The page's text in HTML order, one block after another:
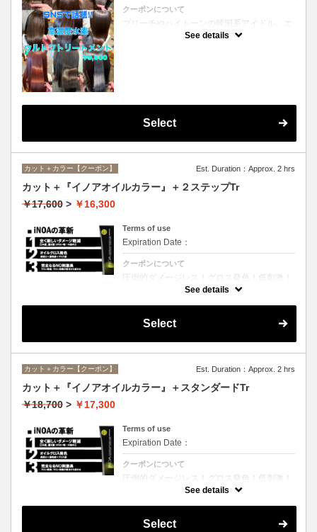
クーポンについて
ブリーチやハイトーンの韓国系アイドル、エ
イジング毛にお悩みの美魔女も夢中！全ての
See details
Select
カット＋カラー【クーポン】 Est. Duration：Approx. 2 hrs
カット＋『イノアオイルカラー』＋２ステップTr
￥17,600 > ￥16,300
Terms of use
Expiration Date：
クーポンについて
圧倒的ダメージレス！グロス発色！低刺激！
匂いも残らない！全く新しい処方のイノアオ
イルカラーのセットメニュー☆シャンプー、
ブロー込み。※リタッチカラーの場合は
See details
Select
カット＋カラー【クーポン】 Est. Duration：Approx. 2 hrs
カット＋『イノアオイルカラー』＋スタンダードTr
￥18,700 > ￥17,300
Terms of use
Expiration Date：
クーポンについて
圧倒的ダメージレス！グロス発色！低刺激！
匂いも残らない！全く新しい処方のイノアオ
イルカラーのセットメニュー☆シャンプー、
ブロー込み。※リタッチカラーの場合は
See details
Select